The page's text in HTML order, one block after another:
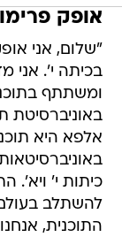
אופק פרימור, 15, תוכנית
בכיתה י'. אני
ומשתתף
באוניברסיטת
אלפא היא
כיתות י' ויא'.
להשתלב
התוכנית,